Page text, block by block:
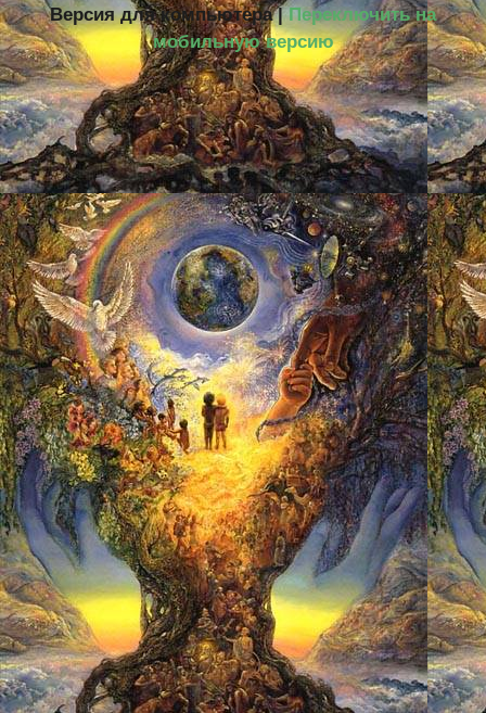
Версия для компьютера |Переключить на
мобильную версию